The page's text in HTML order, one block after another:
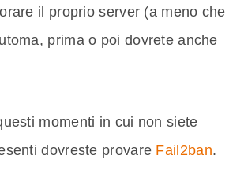
il proprio server (a meno che
prima o poi dovrete anche
momenti in cui non siete
dovreste provare Fail2ban.